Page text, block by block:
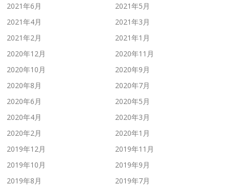
2021年6月
2021年5月
2021年4月
2021年3月
2021年2月
2021年1月
2020年12月
2020年11月
2020年10月
2020年9月
2020年8月
2020年7月
2020年6月
2020年5月
2020年4月
2020年3月
2020年2月
2020年1月
2019年12月
2019年11月
2019年10月
2019年9月
2019年8月
2019年7月